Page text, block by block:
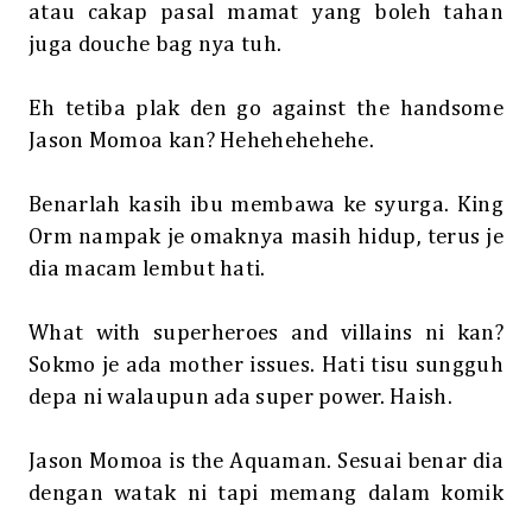
atau cakap pasal mamat yang boleh tahan
juga douche bag nya tuh.
Eh tetiba plak den go against the handsome
Jason Momoa kan? Hehehehehehe.
Benarlah kasih ibu membawa ke syurga. King
Orm nampak je omaknya masih hidup, terus je
dia macam lembut hati.
What with superheroes and villains ni kan?
Sokmo je ada mother issues. Hati tisu sungguh
depa ni walaupun ada super power. Haish.
Jason Momoa is the Aquaman. Sesuai benar dia
dengan watak ni tapi memang dalam komik